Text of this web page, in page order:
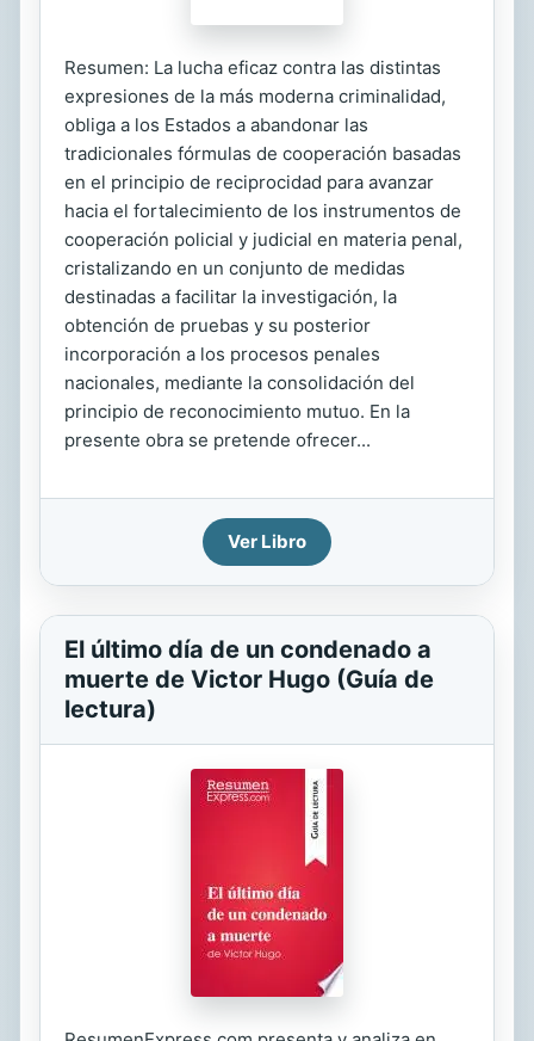
Resumen: La lucha eficaz contra las distintas
expresiones de la más moderna criminalidad,
obliga a los Estados a abandonar las
tradicionales fórmulas de cooperación basadas
en el principio de reciprocidad para avanzar
hacia el fortalecimiento de los instrumentos de
cooperación policial y judicial en materia penal,
cristalizando en un conjunto de medidas
destinadas a facilitar la investigación, la
obtención de pruebas y su posterior
incorporación a los procesos penales
nacionales, mediante la consolidación del
principio de reconocimiento mutuo. En la
presente obra se pretende ofrecer...
Ver Libro
El último día de un condenado a
muerte de Victor Hugo (Guía de
lectura)